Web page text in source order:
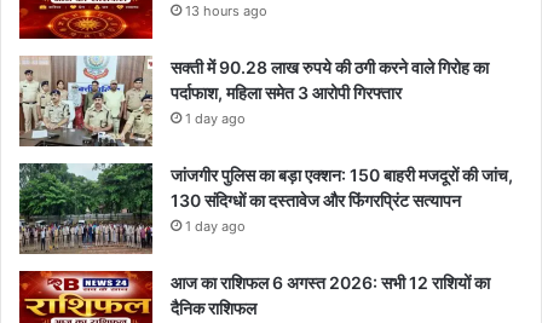
13 hours ago
सक्ती में 90.28 लाख रुपये की ठगी करने वाले गिरोह का
पर्दाफाश, महिला समेत 3 आरोपी गिरफ्तार
1 day ago
जांजगीर पुलिस का बड़ा एक्शन: 150 बाहरी मजदूरों की जांच,
130 संदिग्धों का दस्तावेज और फिंगरप्रिंट सत्यापन
1 day ago
आज का राशिफल 6 अगस्त 2026: सभी 12 राशियों का
दैनिक राशिफल